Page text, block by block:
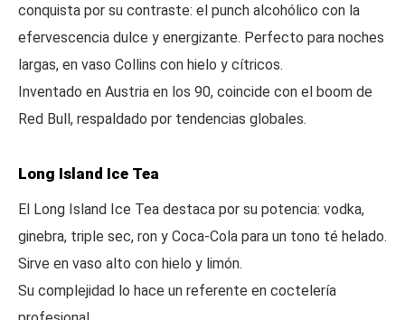
conquista por su contraste: el punch alcohólico con la
efervescencia dulce y energizante. Perfecto para noches
largas, en vaso Collins con hielo y cítricos.
Inventado en Austria en los 90, coincide con el boom de
Red Bull, respaldado por tendencias globales.
Long Island Ice Tea
El Long Island Ice Tea destaca por su potencia: vodka,
ginebra, triple sec, ron y Coca-Cola para un tono té helado.
Sirve en vaso alto con hielo y limón.
Su complejidad lo hace un referente en coctelería